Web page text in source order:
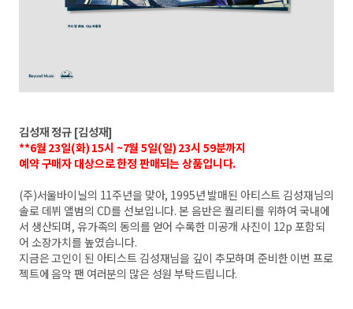
김성재 정규 [김성재]
**6월 23일(화) 15시 ~7월 5일(일) 23시 59분까지
예약 구매자 대상으로 한정 판매되는 상품입니다.
(주)서울바이닐의 11주년을 맞아, 1995년 발매된 아티스트 김성재님의
솔로 데뷔 앨범의 CD를 선보입니다. 본 음반은 퀄리티를 위하여 국내에
서 생산되며, 유가족의 동의를 얻어 수록한 미공개 사진이 12p 포함되
어 소장가치를 높였습니다.
지금은 고인이 된 아티스트 김성재님을 깊이 추모하며 준비한 이번 프로
젝트에 음악 팬 여러분의 많은 성원 부탁드립니다.